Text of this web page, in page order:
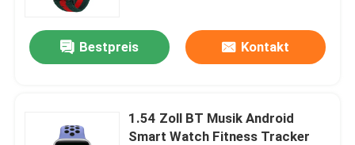
Bestpreis Kontakt
1.54 Zoll BT Musik Android
Smart Watch Fitness Tracker